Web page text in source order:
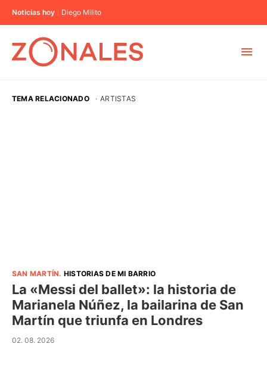
Noticias hoy Diego Milito
TEMA RELACIONADO · ARTISTAS
SAN MARTÍN. HISTORIAS DE MI BARRIO
La «Messi del ballet»: la historia de
Marianela Núñez, la bailarina de San
Martín que triunfa en Londres
02. 08. 2026